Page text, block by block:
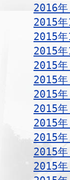
2016
2015年
2015年
2015年
2015
2015
2015
2015
2015
2015
2015
2015